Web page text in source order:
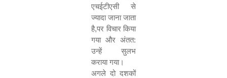
एचईटीएसी से
ज्‍यादा जाना जाता
है,पर विचार किया
गया और अंतत:
उन्‍हें सुलभ
कराया गया।
अगले दो दशकों